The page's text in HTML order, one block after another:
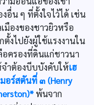
อื่น ๆ ที่ตั้งใจไว้ได้ เช่น
มืองของชาวยิวหรือ
ตั้งไปยังผู้ใช้แรงงานใน
อครองที่ดินแก่ชาวนา
จำต้องบีบบังคับให้เฮ
อร์สตันที่ ๓ (Henry
พ้นจาก